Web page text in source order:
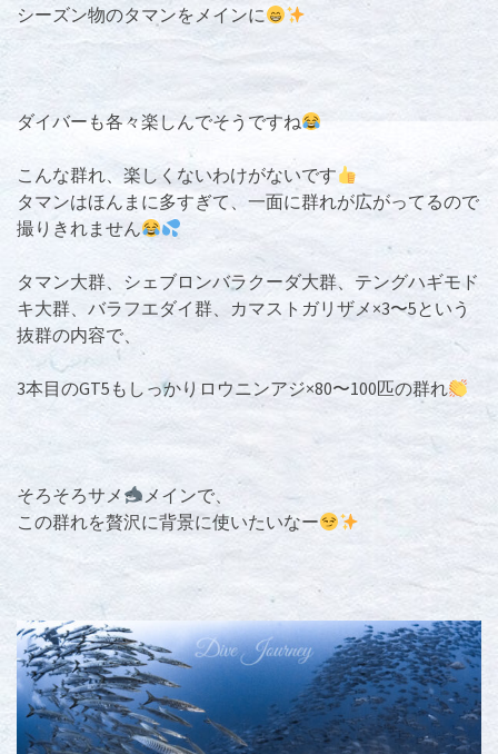
シーズン物のタマンをメインに
ダイバーも各々楽しんでそうですね
こんな群れ、楽しくないわけがないです
タマンはほんまに多すぎて、一面に群れが広がってるので
撮りきれません
タマン大群、シェブロンバラクーダ大群、テングハギモド
キ大群、バラフエダイ群、カマストガリザメ×3〜5という
抜群の内容で、
3本目のGT5もしっかりロウニンアジ×80〜100匹の群れ
そろそろサメ
メインで、
この群れを贅沢に背景に使いたいなー